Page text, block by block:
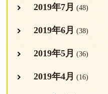
2019年7月 (48)
2019年6月 (38)
2019年5月 (36)
2019年4月 (16)